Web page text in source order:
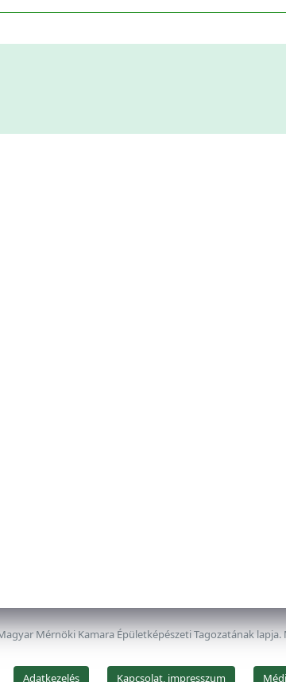
Magyar Mérnöki Kamara Épületképészeti Tagozatának
Adatkezelés Kapcsolat, impresszum